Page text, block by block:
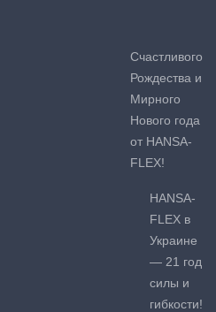
Счастливого
Рождества и
Мирного
Нового года
от HANSA-
FLEX!
HANSA-
FLEX в
Украине
— 21 год
силы и
гибкости!